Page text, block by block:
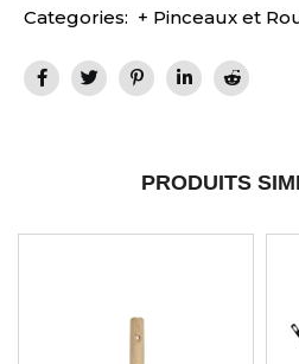
Categories: + Pinceaux et
PRODUITS